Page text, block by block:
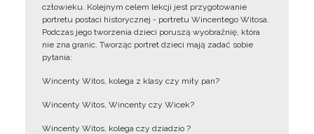
człowieku. Kolejnym celem lekcji jest przygotowanie
portretu postaci historycznej - portretu Wincentego Witosa.
Podczas jego tworzenia dzieci poruszą wyobraźnię, która
nie zna granic. Tworząc portret dzieci mają zadać sobie
pytania:
Wincenty Witos, kolega z klasy czy miły pan?
Wincenty Witos, Wincenty czy Wicek?
Wincenty Witos, kolega czy dziadzio ?